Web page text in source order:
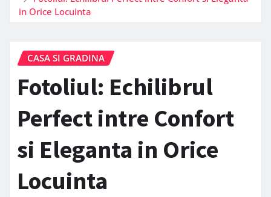
in Orice Locuinta
CASA SI GRADINA
Fotoliul: Echilibrul
Perfect intre Confort
si Eleganta in Orice
Locuinta